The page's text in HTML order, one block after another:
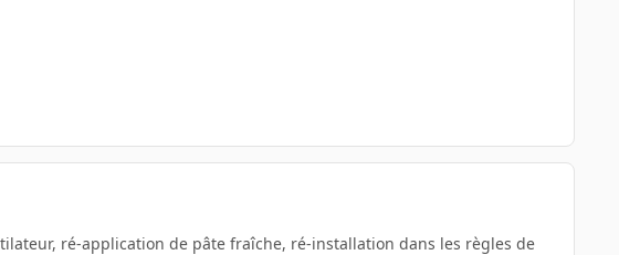
ré-application de pâte fraîche, ré-installation dans les règles de